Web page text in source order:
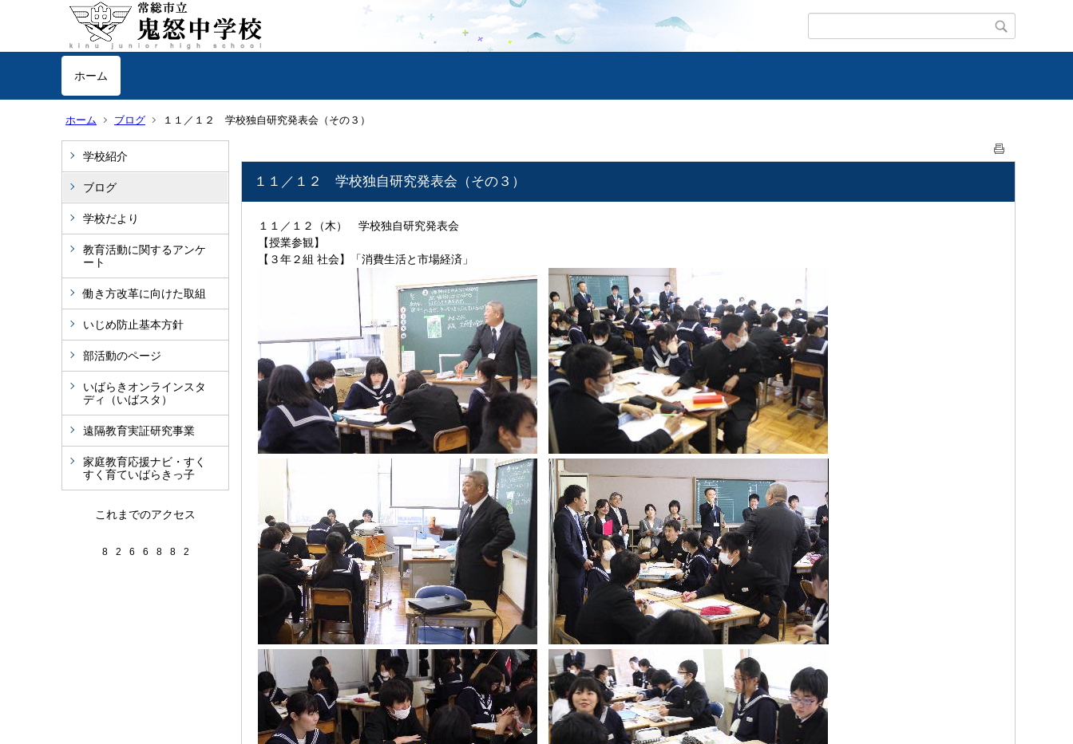
ホーム
ホーム ブログ １１／１２ 学校独自研究発表会（その３）
学校紹介
ブログ
学校だより
教育活動に関するアンケ
ート
働き方改革に向けた取組
いじめ防止基本方針
部活動のページ
いばらきオンラインスタ
ディ（いばスタ）
遠隔教育実証研究事業
家庭教育応援ナビ・すく
すく育ていばらきっ子
これまでのアクセス
8 2 6 6 8 8 2
１１／１２ 学校独自研究発表会（その３）
１１／１２（木） 学校独自研究発表会
【授業参観】
【３年２組 社会】「消費生活と市場経済」